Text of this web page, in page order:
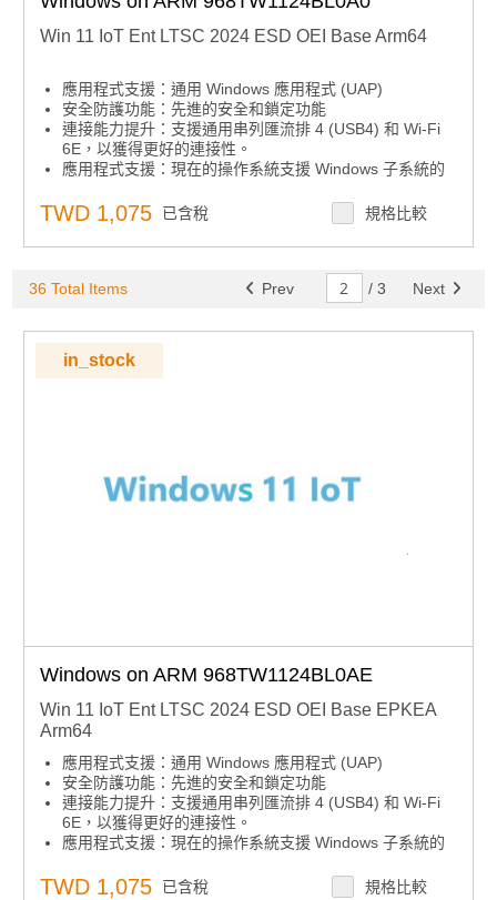
Win 11 IoT Ent LTSC 2024 ESD OEI Base Arm64
應用程式支援：通用 Windows 應用程式 (UAP)
安全防護功能：先進的安全和鎖定功能
連接能力提升：支援通用串列匯流排 4 (USB4) 和 Wi-Fi
6E，以獲得更好的連接性。
應用程式支援：現在的操作系統支援 Windows 子系統的
TWD 1,075 已含稅 規格比較
36 Total Items Prev / 3 Next
in_stock
Windows on ARM 968TW1124BL0AE
Win 11 IoT Ent LTSC 2024 ESD OEI Base EPKEA
Arm64
應用程式支援：通用 Windows 應用程式 (UAP)
安全防護功能：先進的安全和鎖定功能
連接能力提升：支援通用串列匯流排 4 (USB4) 和 Wi-Fi
6E，以獲得更好的連接性。
應用程式支援：現在的操作系統支援 Windows 子系統的
TWD 1,075 已含稅 規格比較